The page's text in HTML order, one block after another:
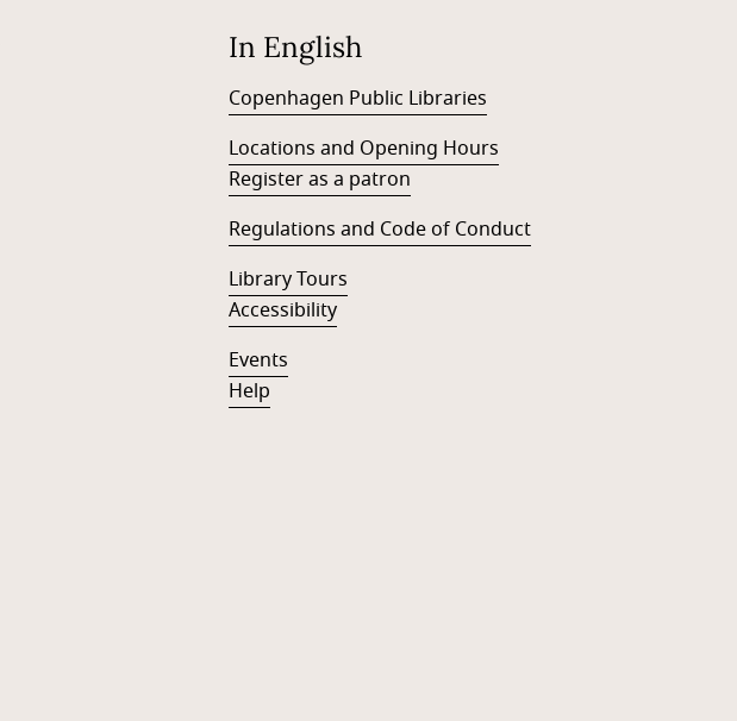
In English
Copenhagen Public Libraries
Locations and Opening Hours
Register as a patron
Regulations and Code of Conduct
Library Tours
Accessibility
Events
Help